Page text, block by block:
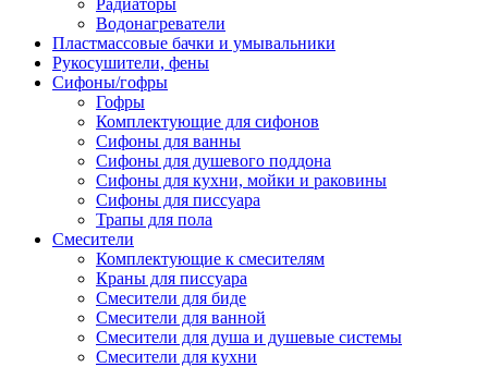
Водонагреватели
Пластмассовые бачки и умывальники
Рукосушители, фены
Сифоны/гофры
Гофры
Комплектующие для сифонов
Сифоны для ванны
Сифоны для душевого поддона
Сифоны для кухни, мойки и раковины
Сифоны для писсуара
Трапы для пола
Смесители
Комплектующие к смесителям
Краны для писсуара
Смесители для биде
Смесители для ванной
Смесители для душа и душевые системы
Смесители для кухни